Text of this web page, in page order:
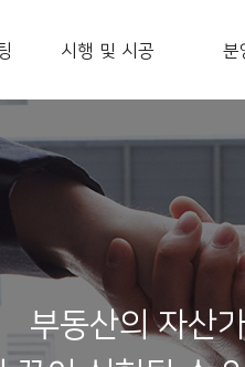
시행 및 시공 분
부동산의 자산